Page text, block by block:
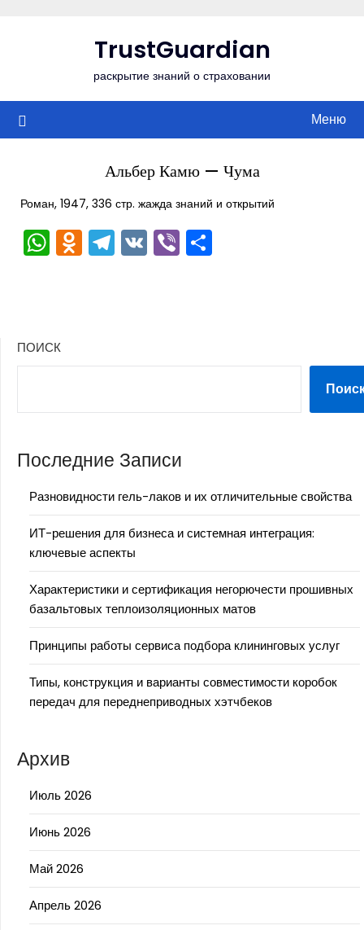
TrustGuardian
раскрытие знаний о страховании
Меню
Альбер Камю — Чума
Роман, 1947, 336 стр. жажда знаний и открытий
WhatsApp
Odnoklassniki
Telegram
VKViber
ПОИСК
Последние Записи
Разновидности гель-лаков и их отличительные свойства
ИТ-решения для бизнеса и системная интеграция:
ключевые аспекты
Характеристики и сертификация негорючести прошивных
базальтовых теплоизоляционных матов
Принципы работы сервиса подбора клининговых услуг
Типы, конструкция и варианты совместимости коробок
передач для переднеприводных хэтчбеков
Архив
Июль 2026
Июнь 2026
Май 2026
Апрель 2026